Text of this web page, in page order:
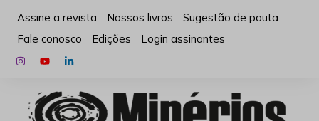
para
conteúdo
Assine a revista Nossos livros
Sugestão de pauta
Fale conosco
Edições Login assinantes